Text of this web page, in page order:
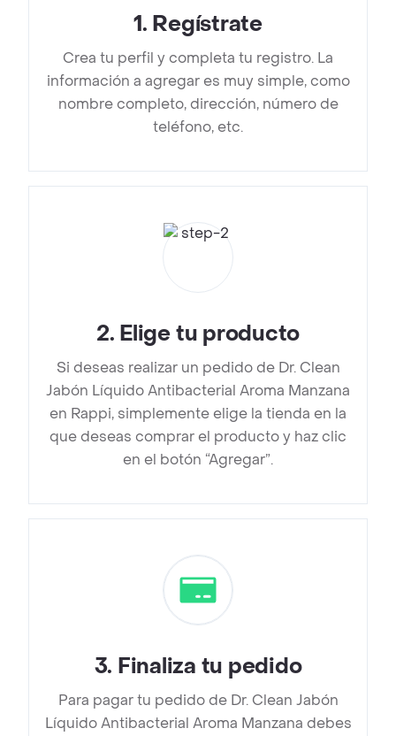
1. Regístrate
Crea tu perfil y completa tu registro. La
información a agregar es muy simple, como
nombre completo, dirección, número de
teléfono, etc.
2. Elige tu producto
Si deseas realizar un pedido de Dr. Clean
Jabón Líquido Antibacterial Aroma Manzana
en Rappi, simplemente elige la tienda en la
que deseas comprar el producto y haz clic
en el botón “Agregar”.
3. Finaliza tu pedido
Para pagar tu pedido de Dr. Clean Jabón
Líquido Antibacterial Aroma Manzana debes